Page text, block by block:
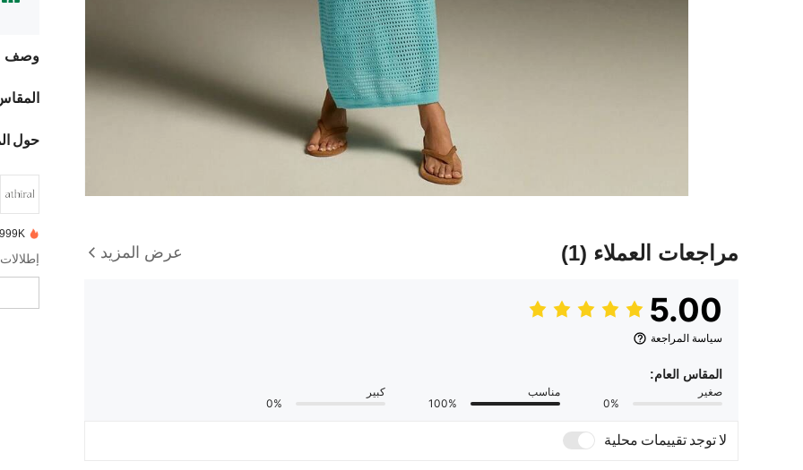
مراجعات العملاء (1) عرض المزيد
5.00
سياسة المراجعة
المقاس العام:
صغير
0%
مناسب
100%
كبير
0%
لا توجد تقييمات محلية
وصف
حول
999K+ تم بيعها مؤخرًا